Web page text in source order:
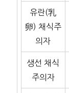
유란(乳
卵) 채식주
의자
생선 채식
주의자